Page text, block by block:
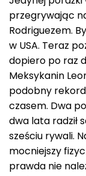
przegrywając
Rodriguezem.
w USA. Teraz
dopiero po raz
Meksykanin
podobny
czasem. Dwa
dwa lata radził
sześciu rywali.
mocniejszy
prawda nie